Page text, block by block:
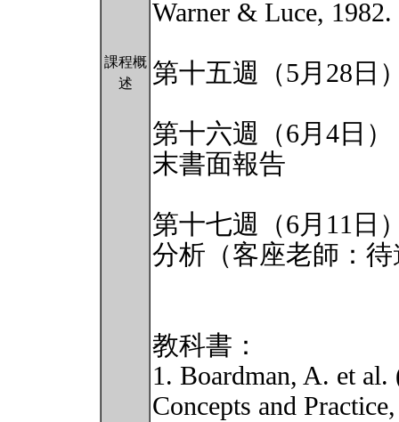
課程概
述
Warner & Luce, 1982.
第十五週（5月28日
第十六週（6月4日
末書面報告
第十七週（6月11日
分析（客座老師：
教科書：
1. Boardman, A. et
Concepts and